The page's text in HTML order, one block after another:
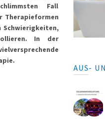
Fall
Therapieformen
Schwierigkeiten,
In der
AUS-